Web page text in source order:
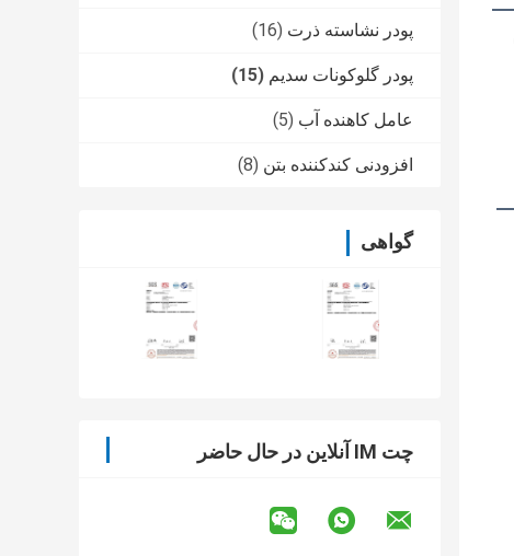
پودر نشاسته ذرت (16)
پودر گلوکونات سدیم (15)
عامل کاهنده آب (5)
افزودنی کندکننده بتن (8)
گواهی
چت IM آنلاین در حال حاضر